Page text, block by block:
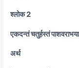
श्लोक 2
एकदन्तं चतुर्हस्तं
अर्थ